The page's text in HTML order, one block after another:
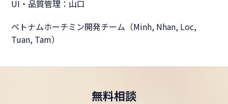
UI・品質管理：山口
ベトナムホーチミン開発チーム（Minh, Nhan, Loc,
Tuan, Tam）
無料相談